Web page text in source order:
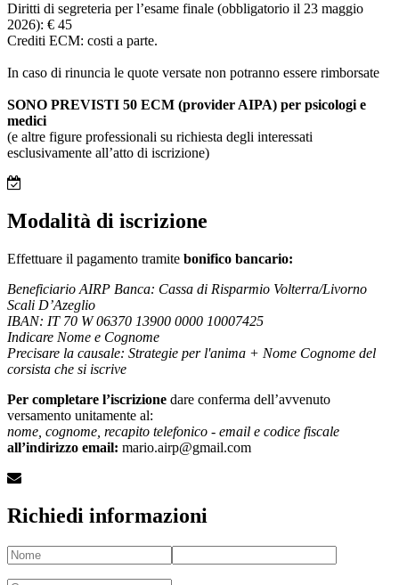
Diritti di segreteria per l’esame finale (obbligatorio il 23 maggio
2026): € 45
Crediti ECM: costi a parte.
In caso di rinuncia le quote versate non potranno essere rimborsate
SONO PREVISTI 50 ECM (provider AIPA) per psicologi e
medici
(e altre figure professionali su richiesta degli interessati
esclusivamente all’atto di iscrizione)
Modalità di iscrizione
Effettuare il pagamento tramite bonifico bancario:
Beneficiario AIRP Banca: Cassa di Risparmio Volterra/Livorno
Scali D’Azeglio
IBAN: IT 70 W 06370 13900 0000 10007425
Indicare Nome e Cognome
Precisare la causale: Strategie per l'anima + Nome Cognome del
corsista che si iscrive
Per completare l’iscrizione dare conferma dell’avvenuto
versamento unitamente al:
nome, cognome, recapito telefonico - email e codice fiscale
all’indirizzo email: mario.airp@gmail.com
Richiedi informazioni